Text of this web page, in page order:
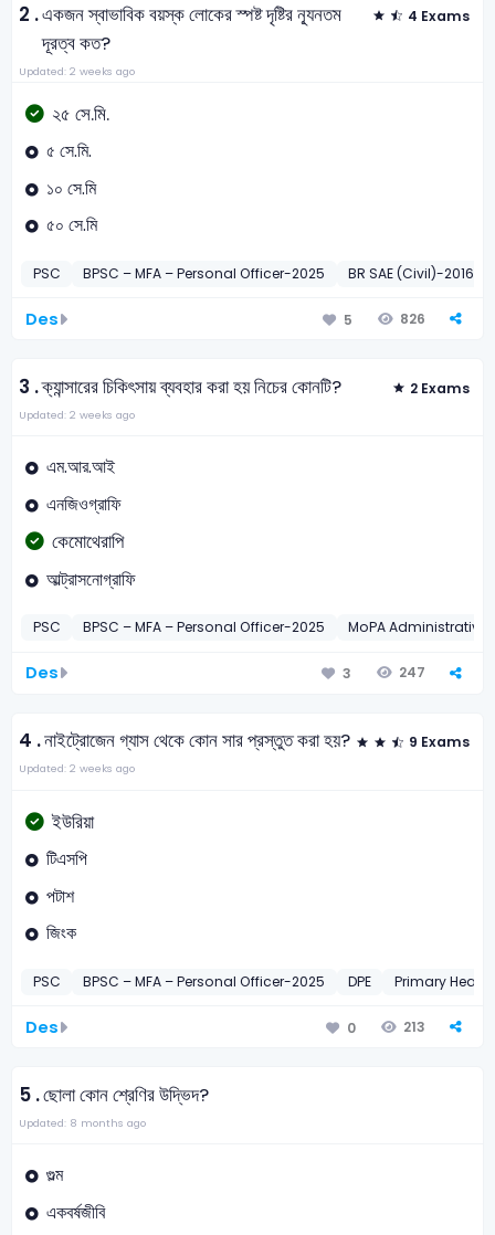
2 .একজন স্বাভাবিক বয়স্ক লোকের স্পষ্ট দৃষ্টির ন্যূনতম
দূরত্ব কত?
4 Exams
Updated: 2 weeks ago
২৫ সে.মি.
৫ সে.মি.
১০ সে.মি
৫০ সে.মি
PSC BPSC – MFA – Personal Officer-2025 BR SAE (Civil)-2016
Des 5 826
3 .ক্যান্সারের চিকিৎসায় ব্যবহার করা হয় নিচের কোনটি? 2 Exams
Updated: 2 weeks ago
এম.আর.আই
এনজিওগ্রাফি
কেমোথেরাপি
আল্ট্রাসনোগ্রাফি
PSC BPSC – MFA – Personal Officer-2025 MoPA Administrative
Des 3 247
4 .নাইট্রোজেন গ্যাস থেকে কোন সার প্রস্তুত করা হয়? 9 Exams
Updated: 2 weeks ago
ইউরিয়া
টিএসপি
পটাশ
জিংক
PSC BPSC – MFA – Personal Officer-2025 DPE Primary Head
Des 0 213
5 .ছোলা কোন শ্রেণির উদ্ভিদ?
Updated: 8 months ago
গুল্ম
একবর্ষজীবি